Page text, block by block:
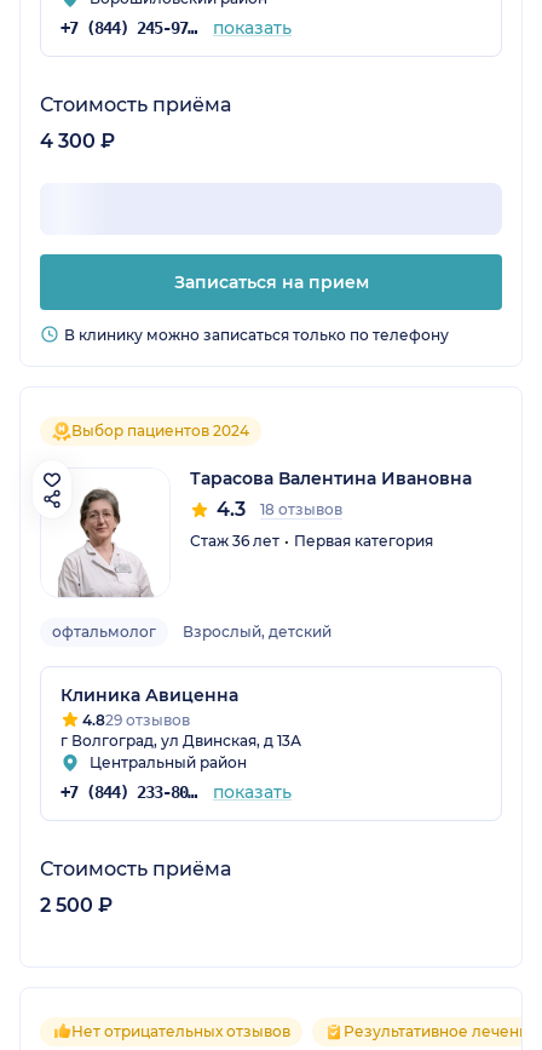
+7 (844) 245-97-65 показать
Стоимость приёма
4 300 ₽
Записаться на прием
В клинику можно записаться только по телефону
Выбор пациентов 2024
Тарасова Валентина Ивановна
4.3
18 отзывов
Стаж 36 лет
Первая категория
офтальмолог Взрослый, детский
Клиника Авиценна
4.829 отзывов
г Волгоград, ул Двинская, д 13А
Центральный район
+7 (844) 233-80-77 показать
Стоимость приёма
2 500 ₽
Нет отрицательных отзывов Результативное лечение